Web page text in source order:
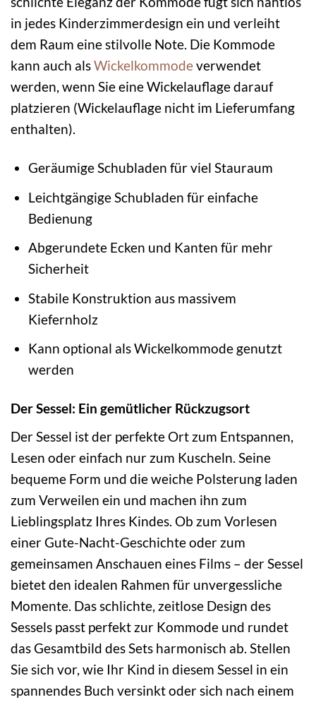
in jedes Kinderzimmerdesign ein und verleiht
dem Raum eine stilvolle Note. Die Kommode
kann auch alsWickelkommodeverwendet
werden, wenn Sie eine Wickelauflage darauf
platzieren (Wickelauflage nicht im Lieferumfang
enthalten).
Geräumige Schubladen für viel Stauraum
Leichtgängige Schubladen für einfache
Bedienung
Abgerundete Ecken und Kanten für mehr
Sicherheit
Stabile Konstruktion aus massivem
Kiefernholz
Kann optional als Wickelkommode genutzt
werden
Der Sessel: Ein gemütlicher Rückzugsort
Der Sessel ist der perfekte Ort zum Entspannen,
Lesen oder einfach nur zum Kuscheln. Seine
bequeme Form und die weiche Polsterung laden
zum Verweilen ein und machen ihn zum
Lieblingsplatz Ihres Kindes. Ob zum Vorlesen
einer Gute-Nacht-Geschichte oder zum
gemeinsamen Anschauen eines Films – der Sessel
bietet den idealen Rahmen für unvergessliche
Momente. Das schlichte, zeitlose Design des
Sessels passt perfekt zur Kommode und rundet
das Gesamtbild des Sets harmonisch ab. Stellen
Sie sich vor, wie Ihr Kind in diesem Sessel in ein
spannendes Buch versinkt oder sich nach einem